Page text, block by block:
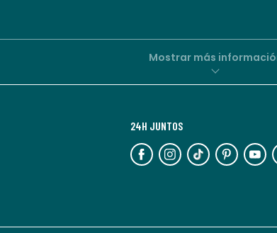
parte
de
La
de
baja
Mostrar más
24H JUNTOS